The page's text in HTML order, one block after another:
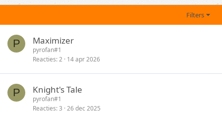
Filters
P Maximizer
pyrofan#1
Reacties 2 14 apr 2026
P Knight's Tale
pyrofan#1
Reacties 3 26 dec 2025